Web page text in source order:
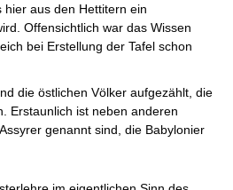
aus den Hettitern ein
Offensichtlich war das Wissen
bei Erstellung der Tafel schon
die östlichen Völker aufgezählt, die
Erstaunlich ist neben anderen
genannt sind, die Babylonier